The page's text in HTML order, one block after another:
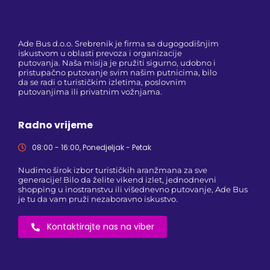
Ade Bus d.o.o. Srebrenik je firma sa dugogodišnjim
iskustvom u oblasti prevoza i organizacije
putovanja. Naša misija je pružiti sigurno, udobno i
pristupačno putovanje svim našim putnicima, bilo
da se radi o turističkim izletima, poslovnim
putovanjima ili privatnim vožnjama.
Radno vrijeme
08:00 - 16:00, Ponedjeljak - Petak
Nudimo širok izbor turističkih aranžmana za sve
generacije! Bilo da želite vikend izlet, jednodnevni
shopping u inostranstvu ili višednevno putovanje, Ade Bus
je tu da vam pruži nezaboravno iskustvo.
Kontaktirajte nas na viber